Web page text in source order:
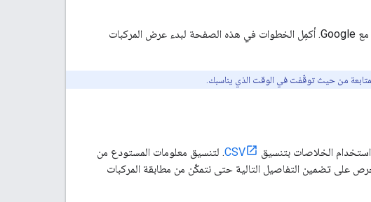
بعد الوصول إلى بوابة الشركاء الخاصة ببيانات المركبات، يمكنك البدء بمشاركة بياناتك مع Google. أكمِل الخطوات في هذه الصفحة لبدء عرض المركبات
من حيث توقّفت في الوقت الذي يناسبك.
CSV. لتنسيق معلومات المستودع من
على تضمين التفاصيل التالية حتى نتمكّن من مطابقة المركبات